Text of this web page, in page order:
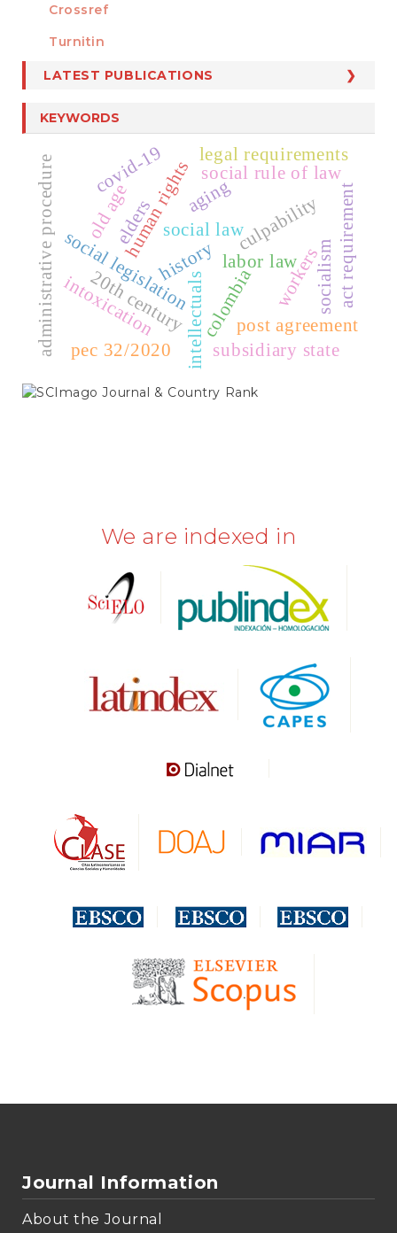
MEMBER OF
Crossref
Turnitin
LATEST PUBLICATIONS
KEYWORDS
labor law
social law
colombia
history workers
intellectuals
social legislation socialism
20th century
human rights
elders aging
old age
post agreement
administrative procedure social rule of law
act requirement
culpability
intoxication
covid-19 legal requirements
subsidiary state
pec 32/2020
SCIMAGO
We are indexed in
Journal Information
About the Journal